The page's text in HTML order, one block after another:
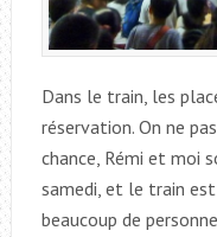
Dans le train, les
réservation. On ne
chance, Rémi et moi
samedi, et le train
beaucoup de